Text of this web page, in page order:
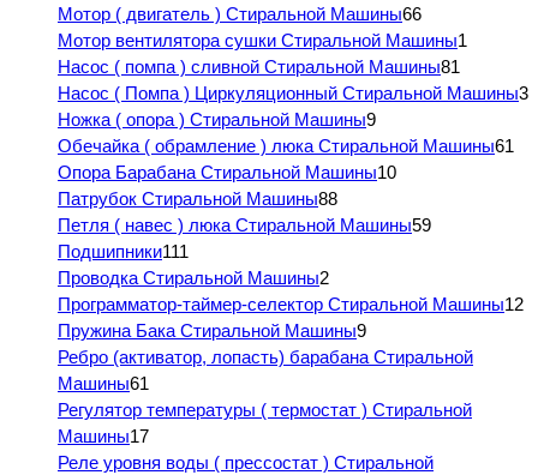
Мотор ( двигатель ) Стиральной Машины66
Мотор вентилятора сушки Стиральной Машины1
Насос ( помпа ) сливной Стиральной Машины81
Насос ( Помпа ) Циркуляционный Стиральной Машины3
Ножка ( опора ) Стиральной Машины9
Обечайка ( обрамление ) люка Стиральной Машины61
Опора Барабана Стиральной Машины10
Патрубок Стиральной Машины88
Петля ( навес ) люка Стиральной Машины59
Подшипники111
Проводка Стиральной Машины2
Программатор-таймер-селектор Стиральной Машины12
Пружина Бака Стиральной Машины9
Ребро (активатор, лопасть) барабана Стиральной
Машины61
Регулятор температуры ( термостат ) Стиральной
Машины17
Реле уровня воды ( прессостат ) Стиральной